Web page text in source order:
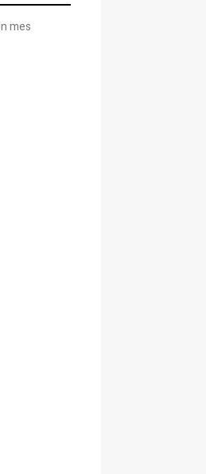
mes